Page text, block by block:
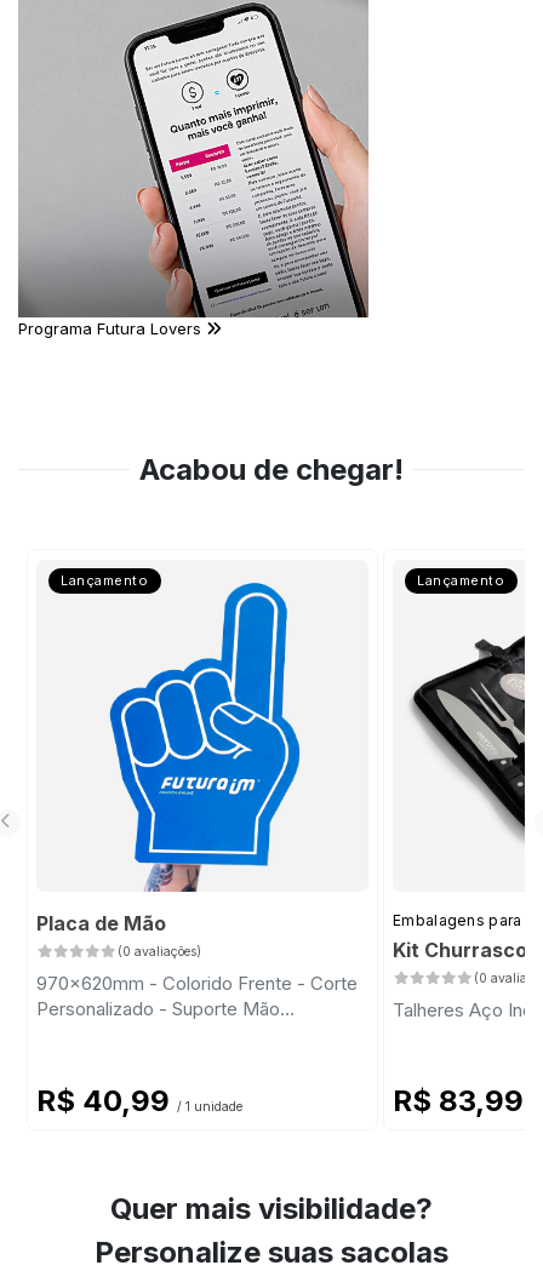
Programa Futura Lovers
Acabou de chegar!
Lançamento
Placa de Mão
(0 avaliações)
970x620mm - Colorido Frente - Corte
Personalizado - Suporte Mão
R$ 40,99 / 1 unidade
Lançamento
Embalagens para
Kit Churrasco
(0
Talheres Aço
R$ 83,99
Quer mais visibilidade?
Personalize suas sacolas